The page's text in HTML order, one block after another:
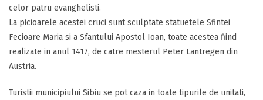
celor patru evanghelisti.
La picioarele acestei cruci sunt sculptate statuetele Sfintei
Fecioare Maria si a Sfantului Apostol Ioan, toate acestea fiind
realizate in anul 1417, de catre mesterul Peter Lantregen din
Austria.
Turistii municipiului Sibiu se pot caza in toate tipurile de unitati,